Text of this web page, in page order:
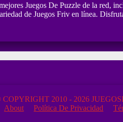
Juegos De Puzzle de la red,
de Juegos Friv en línea.
COPYRIGHT 2010 - 2026
About
Política De Privacidad